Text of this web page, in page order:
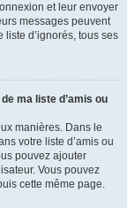
et leur envoyer
messages peuvent
d’ignorés, tous ses
ma liste d’amis ou
manières. Dans le
votre liste d’amis ou
pouvez ajouter
Vous pouvez
cette même page.